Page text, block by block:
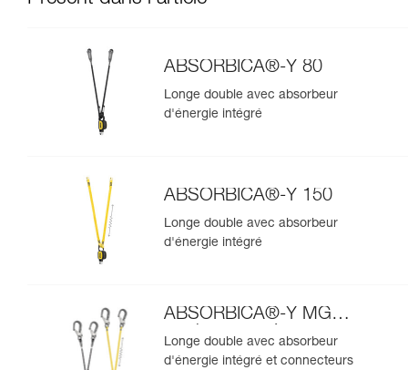
ABSORBICA®-Y 80
Longe double avec absorbeur
d'énergie intégré
ABSORBICA®-Y 150
Longe double avec absorbeur
d'énergie intégré
ABSORBICA®-Y MGO
version européenne
Longe double avec absorbeur
d'énergie intégré et connecteurs